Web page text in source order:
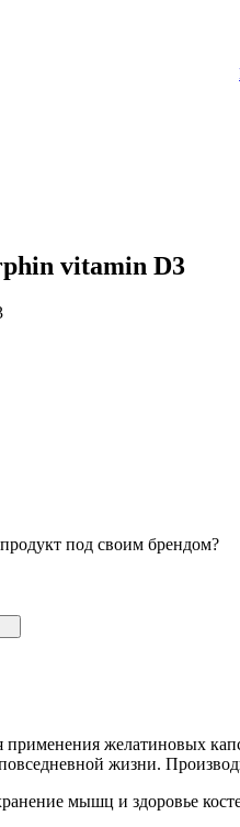
Витамины
vitamin D3
под своим брендом?
желатиновых
жизни.
мышц и здоровье